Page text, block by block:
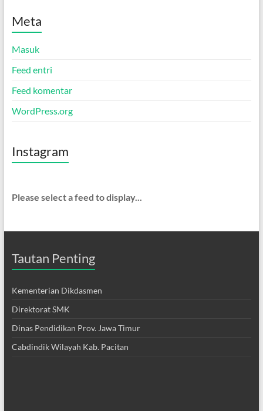
Meta
Masuk
Feed entri
Feed komentar
WordPress.org
Instagram
Please select a feed to display...
Tautan Penting
Kementerian Dikdasmen
Direktorat SMK
Dinas Pendidikan Prov. Jawa Timur
Cabdindik Wilayah Kab. Pacitan